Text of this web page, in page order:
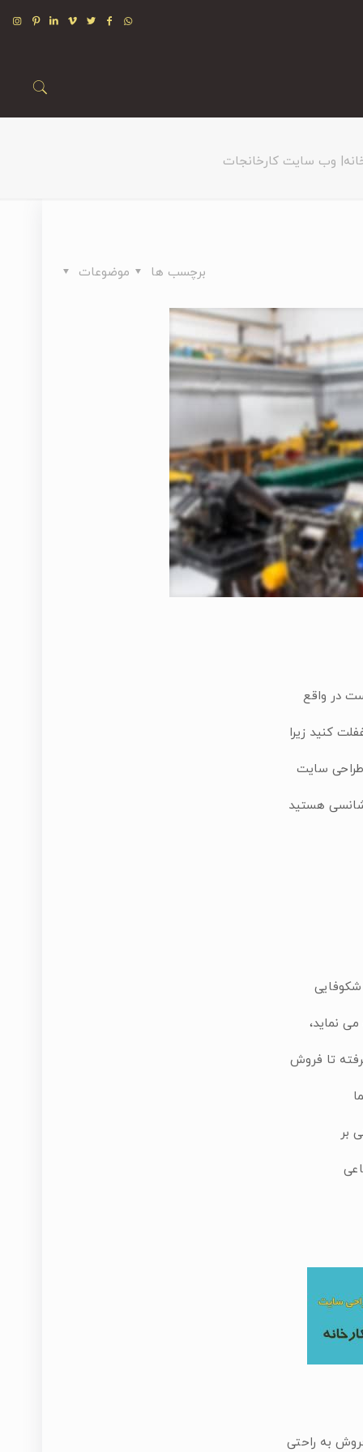
وب سایت کارخانجات
موضوعات برچسب ها
در واقع
کنید زیرا
طراحی سایت
شانسی هستید
نماید،
تا فروش
بر
به راحتی